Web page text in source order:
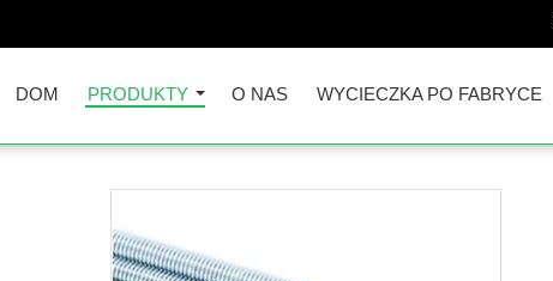
DOM PRODUKTY O NAS WYCIECZKA PO FABRYCE